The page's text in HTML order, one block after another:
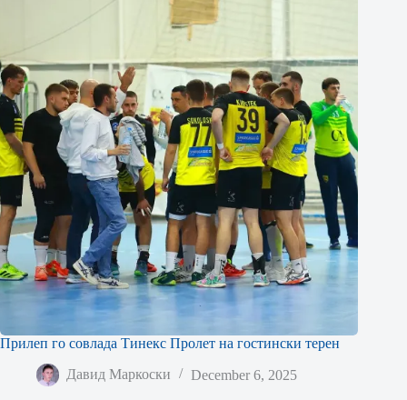
Прилеп го совлада Тинекс Пролет на гостински терен
Давид Маркоски December 6, 2025